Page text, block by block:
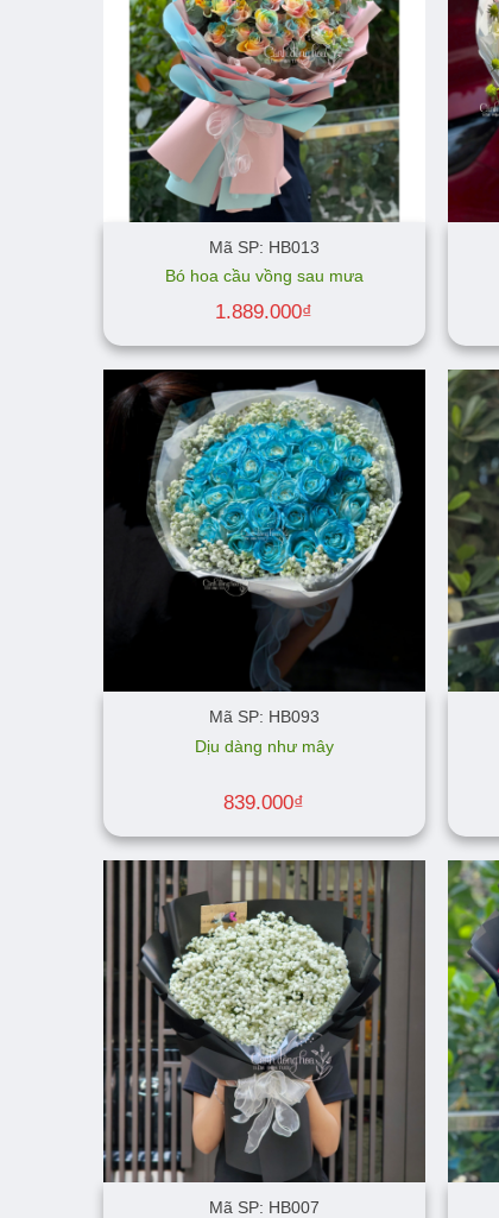
Mã SP: HB013
Bó hoa cầu vồng sau mưa
1.889.000₫
Mã SP: HB093
Dịu dàng như mây
839.000₫
Mã SP: HB007